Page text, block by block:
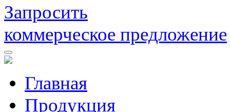
Запросить
коммерческое предложение
Главная
Продукция